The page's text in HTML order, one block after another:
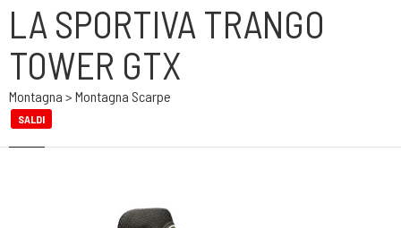
LA SPORTIVA TRANGO
TOWER GTX
Montagna > Montagna Scarpe
SALDI